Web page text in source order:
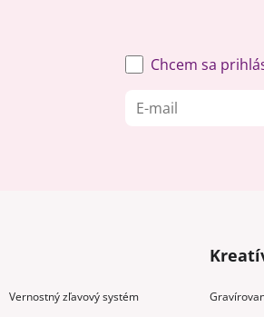
Chcem sa
Vernostný zľavový systém